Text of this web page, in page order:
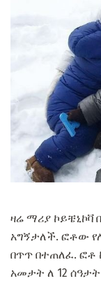
ዛሬ ማሪያ ኮይቼኒኮቫ
አግኝታለች. ፎቶው
በጥጥ በተጠለፈ. ፎቶ
አመታት ለ 12